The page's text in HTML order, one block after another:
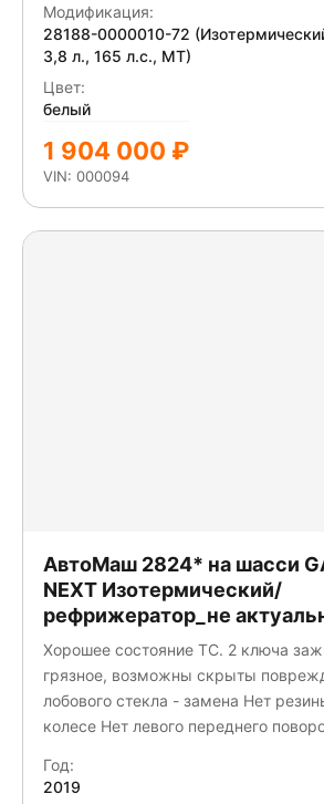
Модификация:
28188-0000010-72
3,8 л., 165 л.с., МТ)
Цвет:
белый
1 904 000 ₽
VIN: 000094
АвтоМаш 2824* на шасси
NEXT Изотермический/
рефрижератор_не
Хорошее состояние ТС. 2 ключа
грязное, возможны скрыты
лобового стекла - замена Нет
колесе Нет левого переднего
Год:
2019